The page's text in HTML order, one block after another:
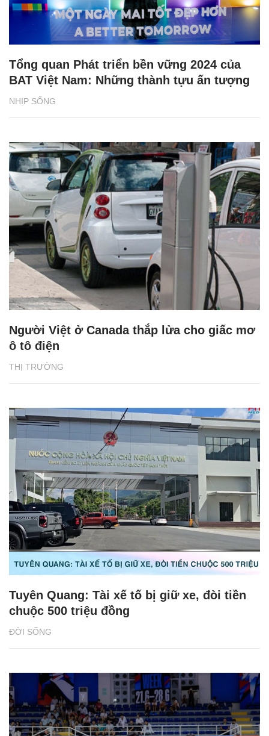
NHỊP SỐNG
Tổng quan Phát triển bền vững 2024 của
BAT Việt Nam: Những thành tựu ấn tượng
THỊ TRƯỜNG
Người Việt ở Canada thắp lửa cho giấc mơ
ô tô điện
ĐỜI SỐNG
Tuyên Quang: Tài xế tố bị giữ xe, đòi tiền
chuộc 500 triệu đồng